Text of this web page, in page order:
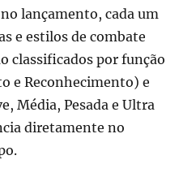
lançamento, cada um
e estilos de combate
classificados por função
e Reconhecimento) e
Média, Pesada e Ultra
diretamente no